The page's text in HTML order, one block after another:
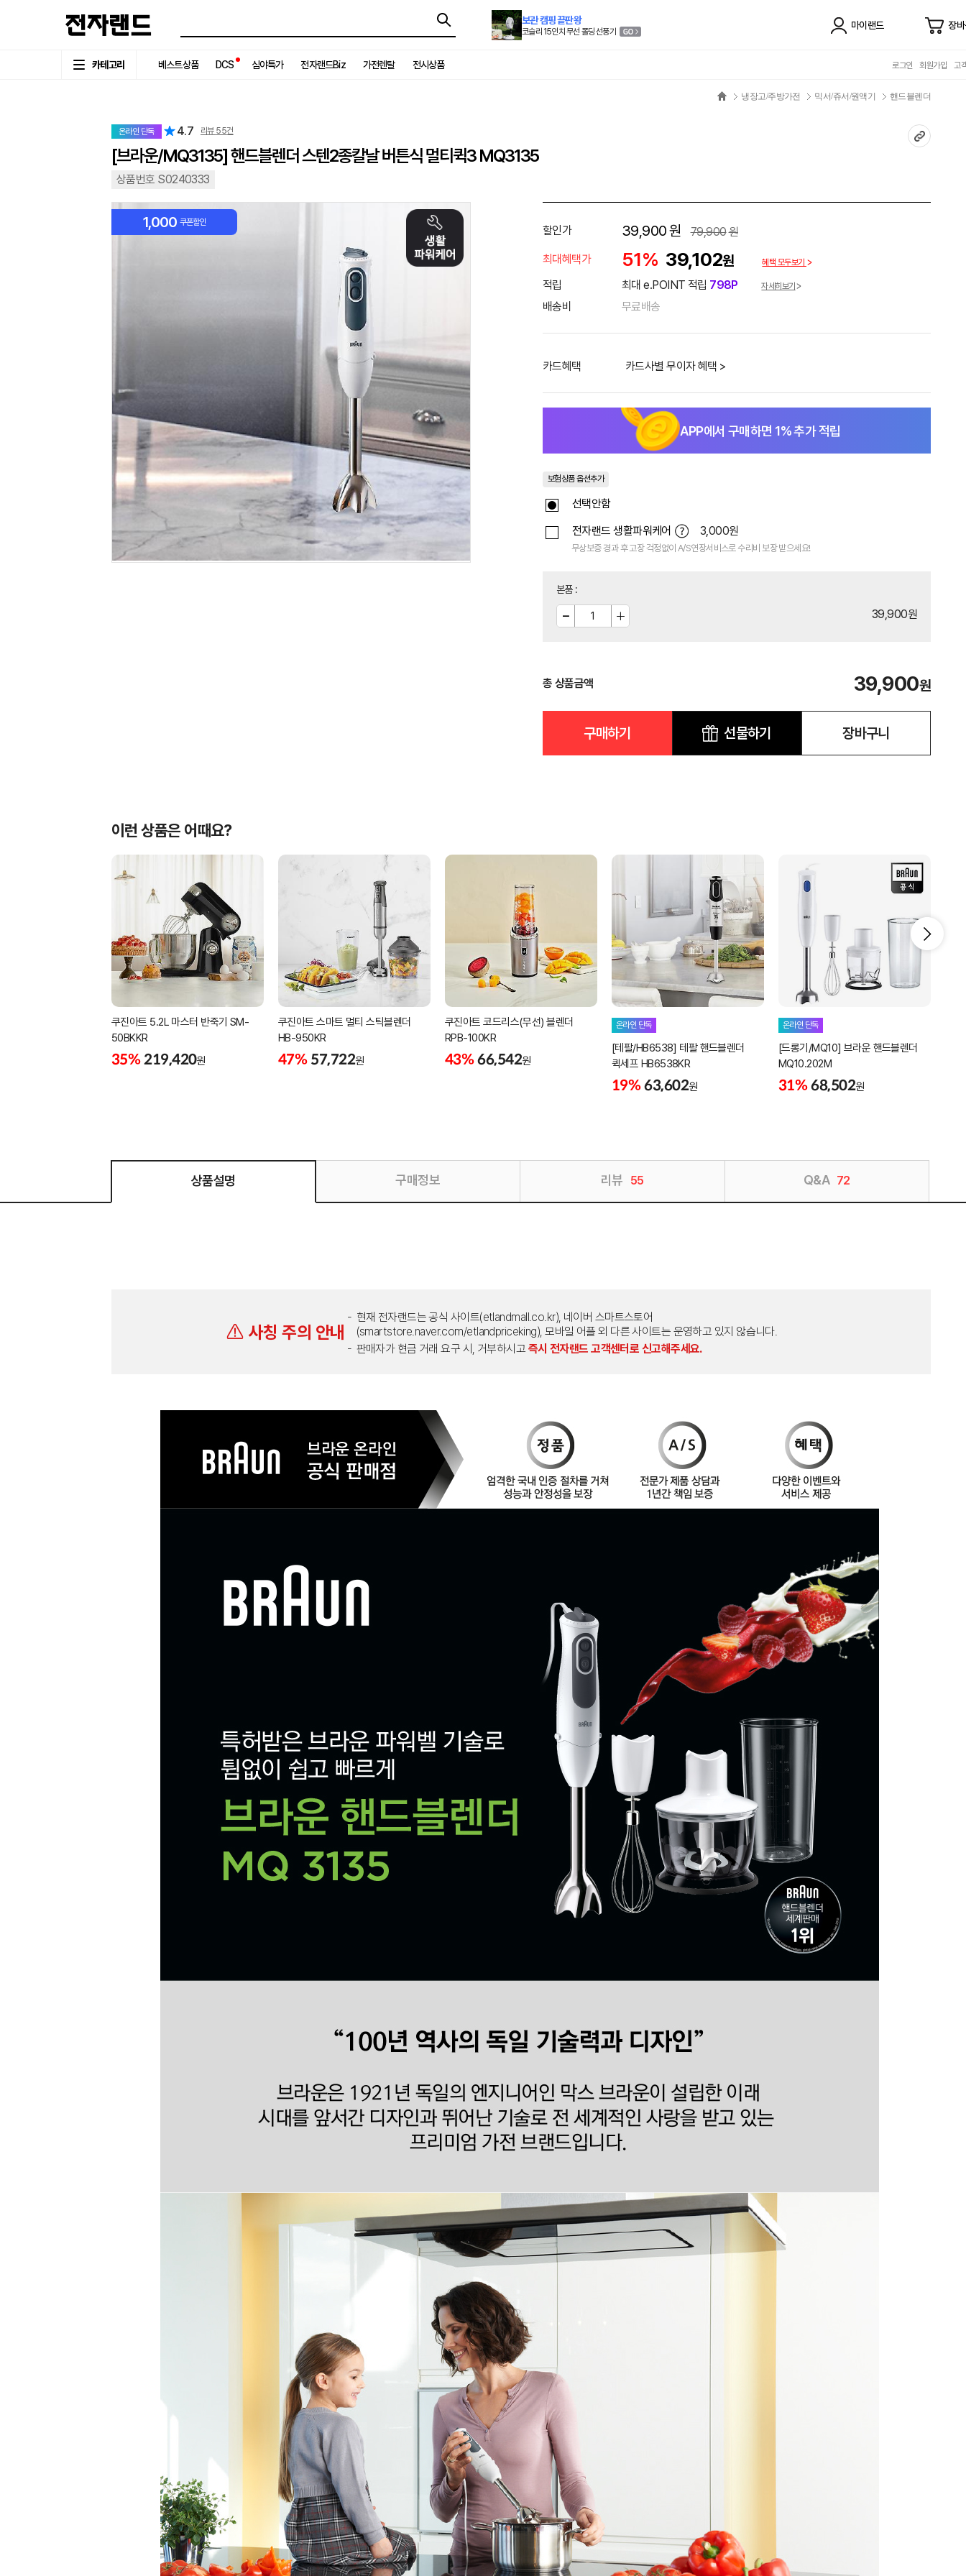
보관 캠핑 끝판왕
코슬리 15인치 무선 폴딩 선풍기
마이랜드 장
카테고리 베스트상품 DCS 심야특가 전자랜드Biz 가전렌탈 전시상품 로그인 회원가입 고
냉장고/주방가전 믹서/쥬서/원액기 핸드블렌더
온라인 단독 4.7 리뷰 55건
[브라운/MQ3135] 핸드블렌더 스텐2종칼날 버튼식 멀티퀵3 MQ3135
상품번호 S0240333
1,000 쿠폰할인
할인가 39,900원 79,900원
최대혜택가
51% 39,102원 혜택 모두보기
적립 최대 e.POINT 적립 798P 자세히보기
배송비 무료배송
카드혜택 카드사별 무이자 혜택 >
APP에서 구매하면 1% 추가 적립
보험상품 옵션추가
선택안함
전자랜드 생활파워케어
3,000원
무상보증 경과 후 고장 걱정없이 A/S연장서비스로 수리비 보장 받으세요!
본품:
39,900원
총 상품금액 39,900원
구매하기 선물하기 장바구니
이런 상품은 어때요?
쿠진아트 5.2L 마스터 반죽기 SM-
50BKKR
35% 219,420원
쿠진아트 스마트 멀티 스틱블렌더
HB-950KR
47% 57,722원
쿠진아트 코드리스(무선) 블렌더
RPB-100KR
43% 66,542원
온라인 단독
[테팔/HB6538] 테팔 핸드블렌더
퀵세프 HB6538KR
19% 63,602원
온라인 단독
[드롱기/MQ10] 브라운 핸드블렌더
MQ10.202M
31% 68,502원
상품설명 구매정보 리뷰 55 Q&A 72
사칭 주의 안내
현재 전자랜드는 공식 사이트(etlandmall.co.kr), 네이버 스마트스토어
(smartstore.naver.com/etlandpriceking), 모바일 어플 외 다른 사이트는 운영하고 있지 않습니다.
판매자가 현금 거래 요구 시, 거부하시고 즉시 전자랜드 고객센터로 신고해주세요.